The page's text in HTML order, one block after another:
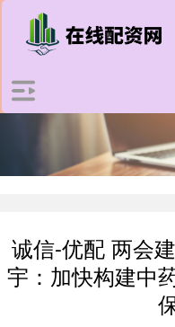
诚信-优配 两会
宇：加快构建中